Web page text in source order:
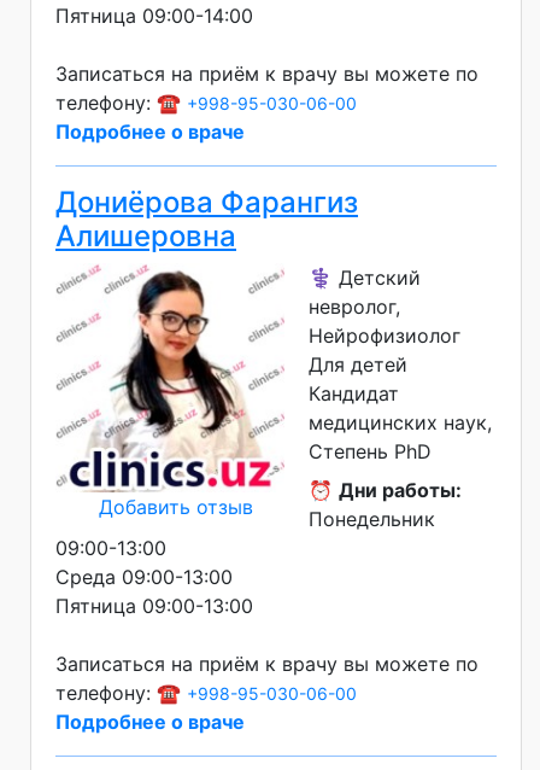
Пятница 09:00-14:00
Записаться на приём к врачу вы можете по
телефону: ☎️ +998-95-030-06-00
Подробнее о враче
Дониёрова Фарангиз
Алишеровна
Добавить отзыв
⚕️ Детский
невролог,
Нейрофизиолог
Для детей
Кандидат
медицинских наук
Степень PhD
⏰ Дни работы:
Понедельник
09:00-13:00
Среда 09:00-13:00
Пятница 09:00-13:00
Записаться на приём к врачу вы можете по
телефону: ☎️ +998-95-030-06-00
Подробнее о враче